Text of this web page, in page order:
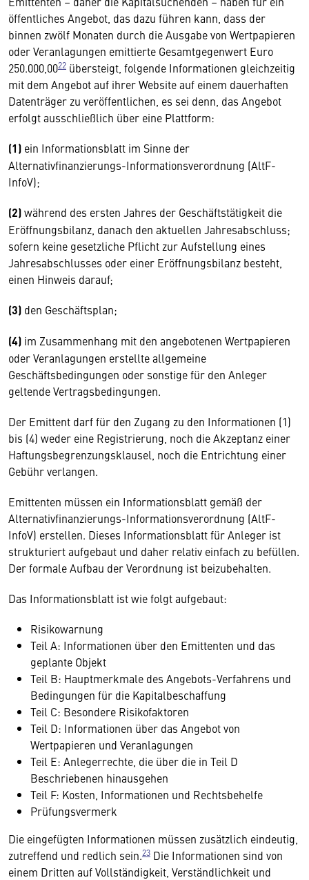
öffentliches Angebot, das dazu führen kann, dass der
binnen zwölf Monaten durch die Ausgabe von Wertpapieren
oder Veranlagungen emittierte Gesamtgegenwert Euro
250.000,0022 übersteigt, folgende Informationen gleichzeitig
mit dem Angebot auf ihrer Website auf einem dauerhaften
Datenträger zu veröffentlichen, es sei denn, das Angebot
erfolgt ausschließlich über eine Plattform:
(1) ein Informationsblatt im Sinne der
Alternativfinanzierungs-Informationsverordnung (AltF-
InfoV);
(2)während des ersten Jahres der Geschäftstätigkeit die
Eröffnungsbilanz, danach den aktuellen Jahresabschluss;
sofern keine gesetzliche Pflicht zur Aufstellung eines
Jahresabschlusses oder einer Eröffnungsbilanz besteht,
einen Hinweis darauf;
(3) den Geschäftsplan;
(4) im Zusammenhang mit den angebotenen Wertpapieren
oder Veranlagungen erstellte allgemeine
Geschäftsbedingungen oder sonstige für den Anleger
geltende Vertragsbedingungen.
Der Emittent darf für den Zugang zu den Informationen (1)
bis (4) weder eine Registrierung, noch die Akzeptanz einer
Haftungsbegrenzungsklausel, noch die Entrichtung einer
Gebühr verlangen.
Emittenten müssen ein Informationsblatt gemäß der
Alternativfinanzierungs-Informationsverordnung (AltF-
InfoV) erstellen. Dieses Informationsblatt für Anleger ist
strukturiert aufgebaut und daher relativ einfach zu befüllen.
Der formale Aufbau der Verordnung ist beizubehalten.
Das Informationsblatt ist wie folgt aufgebaut:
Risikowarnung
Teil A: Informationen über den Emittenten und das
geplante Objekt
Teil B: Hauptmerkmale des Angebots-Verfahrens und
Bedingungen für die Kapitalbeschaffung
Teil C: Besondere Risikofaktoren
Teil D: Informationen über das Angebot von
Wertpapieren und Veranlagungen
Teil E: Anlegerrechte, die über die in Teil D
Beschriebenen hinausgehen
Teil F: Kosten, Informationen und Rechtsbehelfe
Prüfungsvermerk
Die eingefügten Informationen müssen zusätzlich eindeutig,
zutreffend und redlich sein.23 Die Informationen sind von
einem Dritten auf Vollständigkeit, Verständlichkeit und